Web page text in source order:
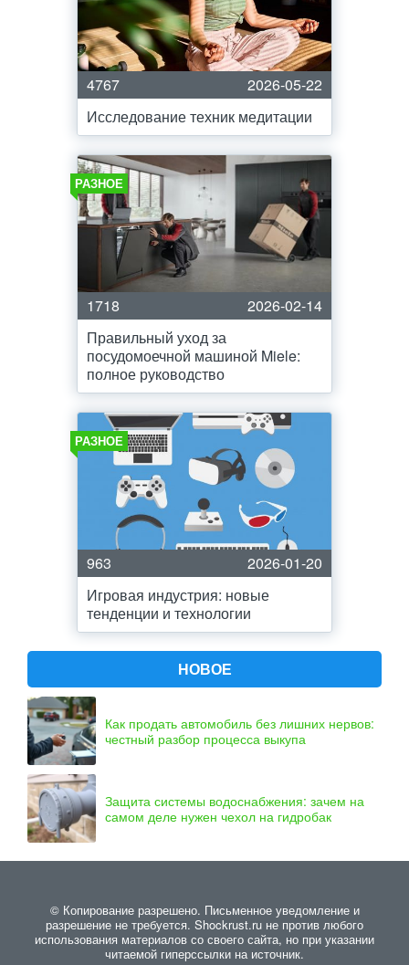
4767
2026-05-22
Исследование техник медитации
РАЗНОЕ
1718
2026-02-14
Правильный уход за
посудомоечной машиной Miele:
полное руководство
РАЗНОЕ
963
2026-01-20
Игровая индустрия: новые
тенденции и технологии
НОВОЕ
Как продать автомобиль без лишних нервов:
честный разбор процесса выкупа
Защита системы водоснабжения: зачем на
самом деле нужен чехол на гидробак
© Копирование разрешено. Письменное уведомление и
разрешение не требуется. Shockrust.ru не против любого
использования материалов со своего сайта, но при указании
читаемой гиперссылки на источник.